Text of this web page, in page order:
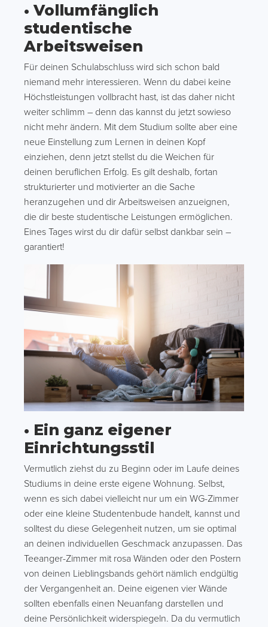
• Vollumfänglich
studentische
Arbeitsweisen
Für deinen Schulabschluss wird sich schon bald
niemand mehr interessieren. Wenn du dabei keine
Höchstleistungen vollbracht hast, ist das daher nicht
weiter schlimm – denn das kannst du jetzt sowieso
nicht mehr ändern. Mit dem Studium sollte aber eine
neue Einstellung zum Lernen in deinen Kopf
einziehen, denn jetzt stellst du die Weichen für
deinen beruflichen Erfolg. Es gilt deshalb, fortan
strukturierter und motivierter an die Sache
heranzugehen und dir Arbeitsweisen anzueignen,
die dir beste studentische Leistungen ermöglichen.
Eines Tages wirst du dir dafür selbst dankbar sein –
garantiert!
• Ein ganz eigener
Einrichtungsstil
Vermutlich ziehst du zu Beginn oder im Laufe deines
Studiums in deine erste eigene Wohnung. Selbst,
wenn es sich dabei vielleicht nur um ein WG-Zimmer
oder eine kleine Studentenbude handelt, kannst und
solltest du diese Gelegenheit nutzen, um sie optimal
an deinen individuellen Geschmack anzupassen. Das
Teeanger-Zimmer mit rosa Wänden oder den Postern
von deinen Lieblingsbands gehört nämlich endgültig
der Vergangenheit an. Deine eigenen vier Wände
sollten ebenfalls einen Neuanfang darstellen und
deine Persönlichkeit widerspiegeln. Da du vermutlich